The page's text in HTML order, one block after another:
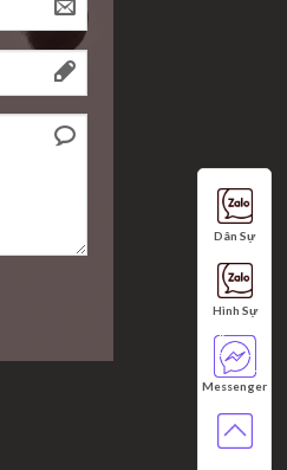
Dân Sự
Hình Sự
Messenger